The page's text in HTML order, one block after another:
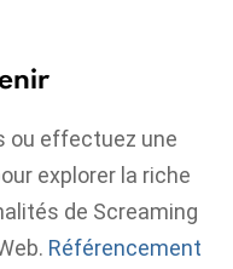
ou effectuez une
explorer la riche
de Screaming
Référencement